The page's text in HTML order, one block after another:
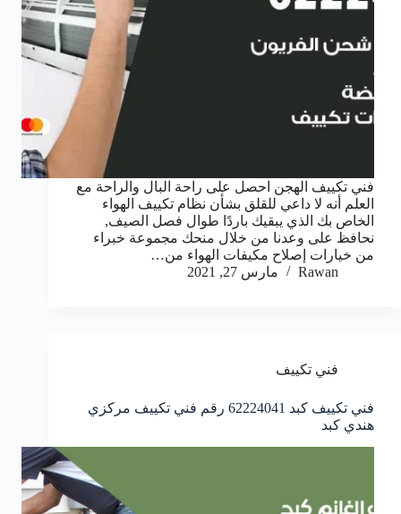
فني تكييف الهجن احصل على راحة البال والراحة مع
العلم أنه لا داعي للقلق بشأن نظام تكييف الهواء
الخاص بك الذي يبقيك باردًا طوال فصل الصيف,
نحافظ على وعدنا من خلال منحك مجموعة خبراء
من خيارات إصلاح مكيفات الهواء من…
Rawan
مارس 27, 2021
فني تكييف
فني تكييف كبد 62224041 رقم فني تكييف مركزي
هندي كبد